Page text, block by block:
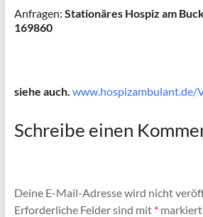
Anfragen: Stationäres Hospiz am
169860
siehe auch. www.hospizambulant.de/
Schreibe einen
Deine E-Mail-Adresse wird nicht
Erforderliche Felder sind mit *markiert